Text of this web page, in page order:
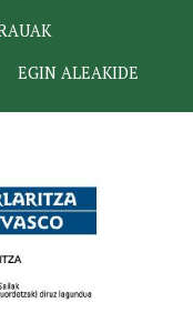
EGIN ALEAKIDE